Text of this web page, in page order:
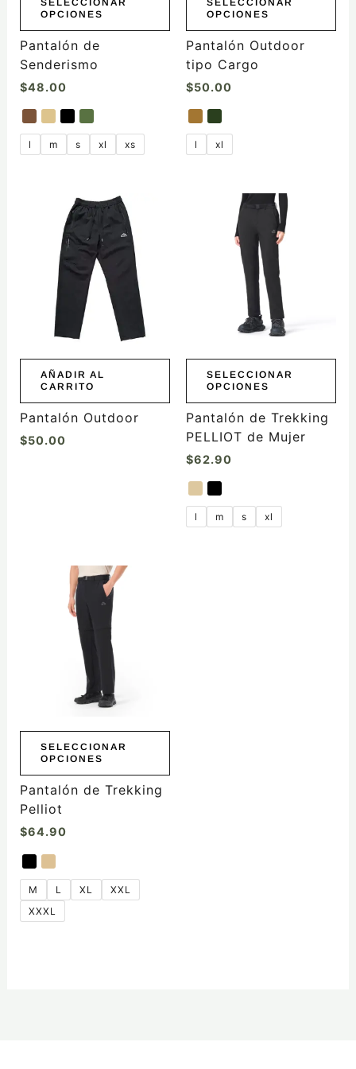
OPCIONES
la
página
producto
Pantalón de
Senderismo
$48.00
l m s xl xs
OPCIONES
la
página
de
producto
Pantalón Outdoor
tipo Cargo
$50.00
l xl
AÑADIR AL
CARRITO
Pantalón Outdoor
$50.00
SELECCIONAR
OPCIONES
producto
múltiples
variantes.
opciones
elegir
la
página
producto
Pantalón de Trekking
PELLIOT de Mujer
$62.90
l m s xl
SELECCIONAR
OPCIONES
producto
múltiples
variantes.
pueden
elegir
la
página
de
producto
Pantalón de Trekking
Pelliot
$64.90
M L XL
XXL
XXXL